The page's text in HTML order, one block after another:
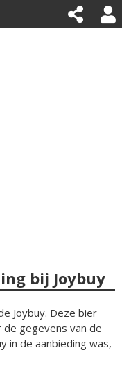
bij Joybuy
Joybuy. Deze bier
de gegevens van de
in de aanbieding was,